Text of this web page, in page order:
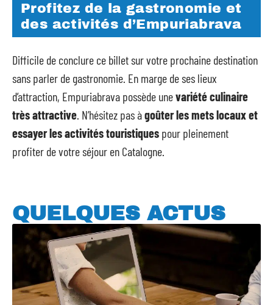
Profitez de la gastronomie et
des activités d’Empuriabrava
Difficile de conclure ce billet sur votre prochaine destination
sans parler de gastronomie. En marge de ses lieux
d’attraction, Empuriabrava possède unevariété culinaire
très attractive. N’hésitez pas àgoûter les mets locaux et
essayer les activités touristiques pour pleinement
profiter de votre séjour en Catalogne.
QUELQUES ACTUS